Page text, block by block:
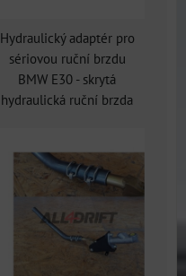
Hydraulický adaptér pro
sériovou ruční brzdu
BMW E30 - skrytá
hydraulická ruční brzda